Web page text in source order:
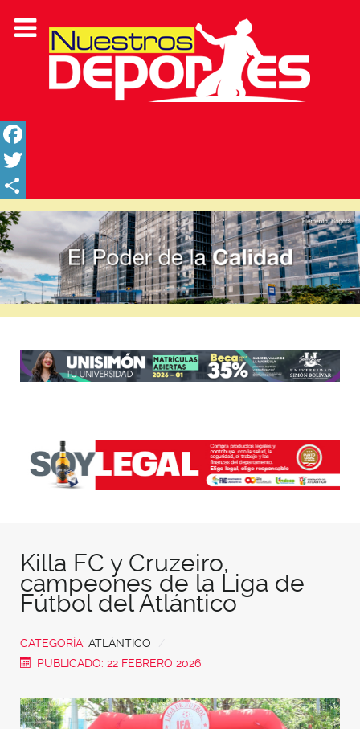
Facebook
Twitter
Share
Killa FC y Cruzeiro,
campeones de la Liga de
Fútbol del Atlántico
CATEGORÍA: ATLÁNTICO
PUBLICADO: 22 FEBRERO 2026